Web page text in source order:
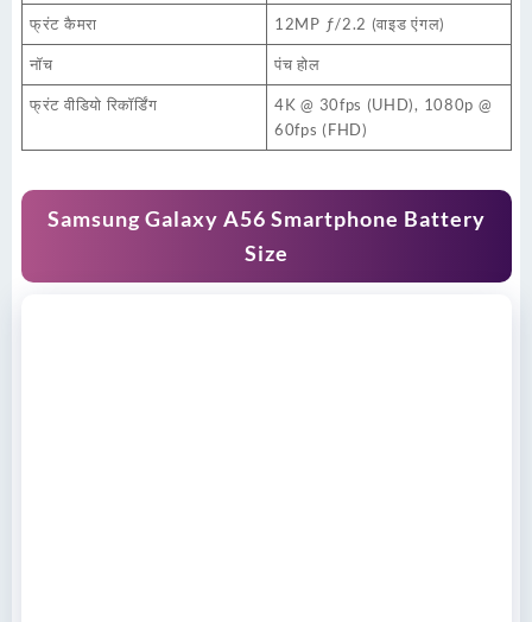
फ्रंट कैमरा 12MP ƒ/2.2 (वाइड एंगल)
नॉच पंच होल
फ्रंट वीडियो रिकॉर्डिंग
4K @ 30fps (UHD), 1080p @
60fps (FHD)
Samsung Galaxy A56 Smartphone Battery
Size